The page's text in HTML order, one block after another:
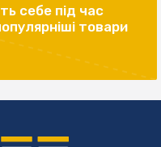
себе під час
товари